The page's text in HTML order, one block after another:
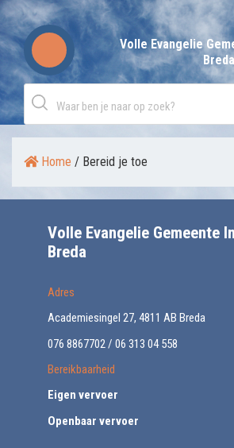
Skip
to
content
Volle Evangelie
Breda
Home / Bereid je toe
Volle Evangelie Gemeente
Breda
Adres
Academiesingel 27, 4811 AB Breda
076 8867702 / 06 313 04 558
Bereikbaarheid
Eigen vervoer
Openbaar vervoer